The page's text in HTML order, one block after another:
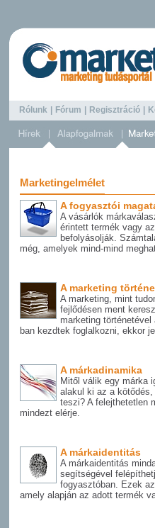
Rólunk Fórum Regisztráció
Marketingelmélet
A fogyasztói
A vásárlók
érintett termék vagy
befolyásolják.
még, amelyek mind-mind
A marketing
A marketing, mint
fejlődésen ment
marketing
ban kezdtek foglalkozni, ekkor
A márkadinamika
Mitől válik egy márka
alakul ki az a
teszi? A felejthetetlen
mindezt elérje.
A márkaidentitás
A márkaidentitás
segítségével
fogyasztóban. Ezek
amely alapján az adott termék